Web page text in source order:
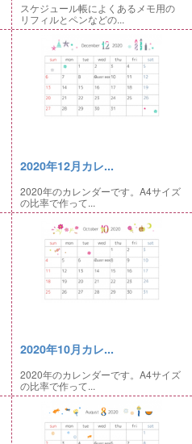
スケジュール帳によくあるメモ用の
リフィルとペンなどの...
2020年12月カレ...
2020年のカレンダーです。A4サイズ
の比率で作って...
2020年10月カレ...
2020年のカレンダーです。A4サイズ
の比率で作って...